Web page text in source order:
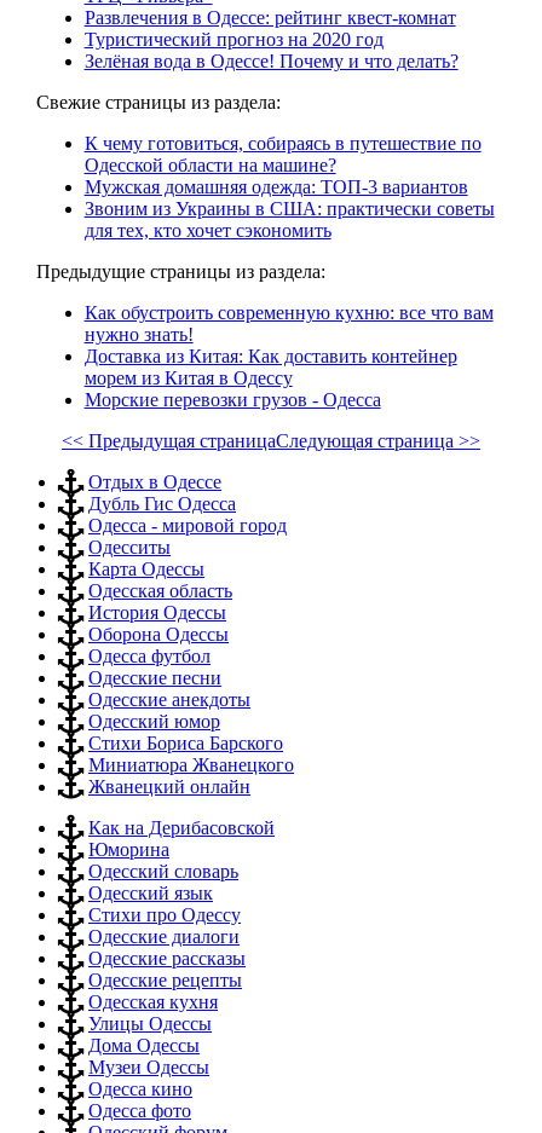
Развлечения в Одессе: рейтинг квест-комнат
Туристический прогноз на 2020 год
Зелёная вода в Одессе! Почему и что делать?
Свежие страницы из раздела:
К чему готовиться, собираясь в путешествие по
Одесской области на машине?
Мужская домашняя одежда: ТОП-3 вариантов
Звоним из Украины в США: практически советы
для тех, кто хочет сэкономить
Предыдущие страницы из раздела:
Как обустроить современную кухню: все что вам
нужно знать!
Доставка из Китая: Как доставить контейнер
морем из Китая в Одессу
Морские перевозки грузов - Одесса
<< Предыдущая страницаСледующая страница >>
Отдых в Одессе
Дубль Гис Одесса
Одесса - мировой город
Одесситы
Карта Одессы
Одесская область
История Одессы
Оборона Одессы
Одесса футбол
Одесские песни
Одесские анекдоты
Одесский юмор
Стихи Бориса Барского
Миниатюра Жванецкого
Жванецкий онлайн
Как на Дерибасовской
Юморина
Одесский словарь
Одесский язык
Стихи про Одессу
Одесские диалоги
Одесские рассказы
Одесские рецепты
Одесская кухня
Улицы Одессы
Дома Одессы
Музеи Одессы
Одесса кино
Одесса фото